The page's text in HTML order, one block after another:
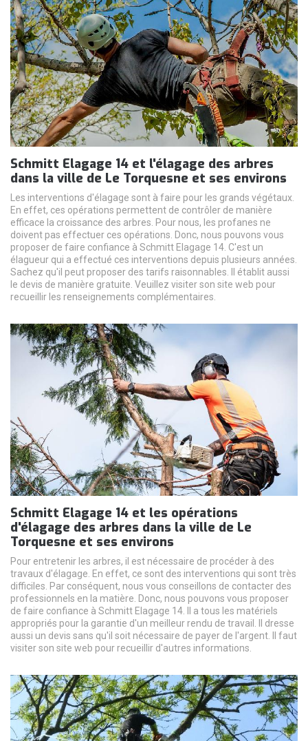
Schmitt Elagage 14 et l'élagage des arbres
dans la ville de Le Torquesne et ses environs
Les interventions d'élagage sont à faire pour les grands végétaux.
En effet, ces opérations permettent de contrôler de manière
efficace la croissance des arbres. Pour nous, les profanes ne
doivent pas effectuer ces opérations. Donc, nous pouvons vous
proposer de faire confiance à Schmitt Elagage 14. C'est un
élagueur qui a effectué ces interventions depuis plusieurs années.
Sachez qu'il peut proposer des tarifs raisonnables. Il établit aussi
le devis de manière gratuite. Veuillez visiter son site web pour
recueillir les renseignements complémentaires.
Schmitt Elagage 14 et les opérations
d'élagage des arbres dans la ville de Le
Torquesne et ses environs
Pour entretenir les arbres, il est nécessaire de procéder à des
travaux d'élagage. En effet, ce sont des interventions qui sont très
difficiles. Par conséquent, nous vous conseillons de contacter des
professionnels en la matière. Donc, nous pouvons vous proposer
de faire confiance à Schmitt Elagage 14. Il a tous les matériels
appropriés pour la garantie d'un meilleur rendu de travail. Il dresse
aussi un devis sans qu'il soit nécessaire de payer de l'argent. Il faut
visiter son site web pour recueillir d'autres informations.